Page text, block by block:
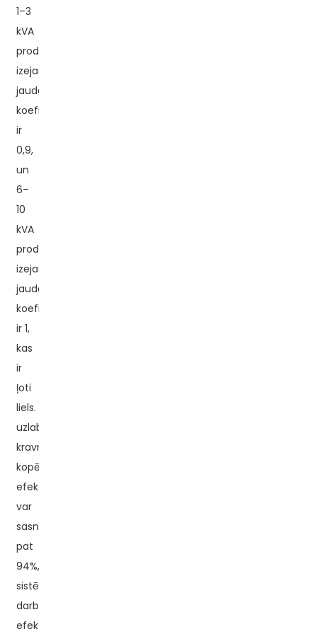
1–3
kVA
produktu
izejas
jaudas
koeficients
ir
0,9,
un
6–
10
kVA
produktu
izejas
jaudas
koeficients
ir 1,
kas
ir
ļoti
liels.
uzlabo
kravnesību;
kopējā
efektivitāte
var
sasniegt
pat
94%,
sistēma
darbojas
efektīvi